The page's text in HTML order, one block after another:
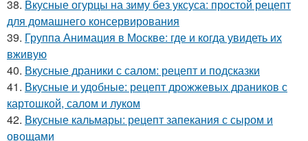
38. Вкусные огурцы на зиму без уксуса: простой рецепт
для домашнего консервирования
39. Группа Анимация в Москве: где и когда увидеть их
вживую
40. Вкусные драники с салом: рецепт и подсказки
41. Вкусные и удобные: рецепт дрожжевых драников с
картошкой, салом и луком
42. Вкусные кальмары: рецепт запекания с сыром и
овощами